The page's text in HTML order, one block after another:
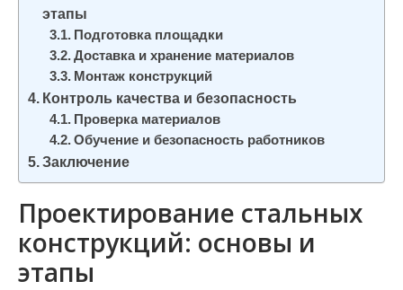
этапы
Подготовка площадки
Доставка и хранение материалов
Монтаж конструкций
Контроль качества и безопасность
Проверка материалов
Обучение и безопасность работников
Заключение
Проектирование стальных
конструкций: основы и
этапы